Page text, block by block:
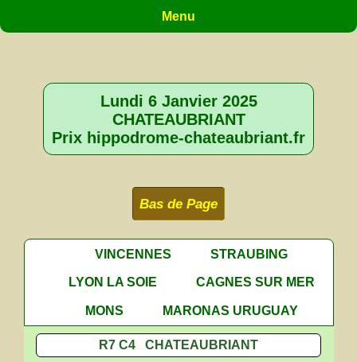
Menu
Lundi 6 Janvier 2025
CHATEAUBRIANT
Prix hippodrome-chateaubriant.fr
Bas de Page
VINCENNES
STRAUBING
LYON LA SOIE
CAGNES SUR MER
MONS
MARONAS URUGUAY
R7 C4 CHATEAUBRIANT